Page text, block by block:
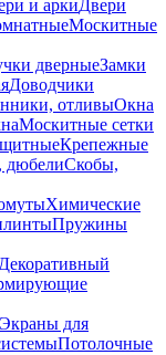
и аркиДвери
Москитные
дверныеЗамки
Доводчики
отливыОкна
Москитные сетки
Крепежные
дюбелиСкобы,
Химические
Пружины
Декоративный
Экраны для
Потолочные